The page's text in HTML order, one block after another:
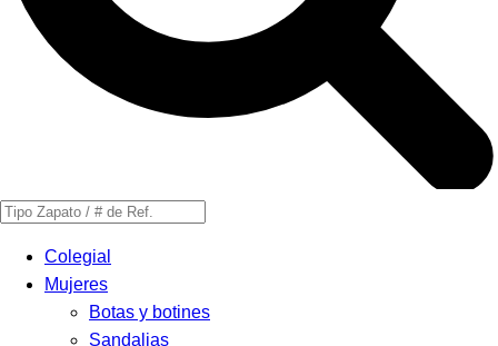
Búsqueda
productosColegial
Mujeres
Botas y botines
Sandalias